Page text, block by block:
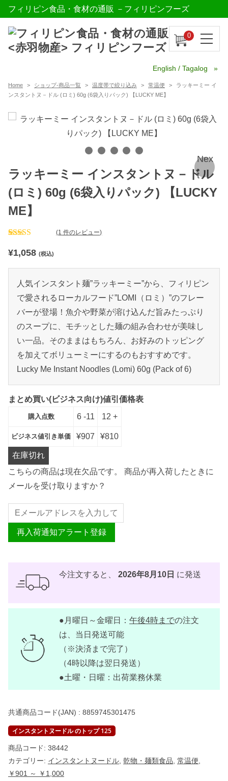
フィリピン食品・食材の通販 －フィリピンフーズ
0
English / Tagalog
Home ショップ-商品一覧 温度帯で絞り込み 常温便
ラッキーミー イ
ンスタントヌ－ドル (ロミ) 60g (6袋入りパック) 【LUCKY ME】
Nex
t
ラッキーミー インスタントヌ－ドル
(ロミ) 60g (6袋入りパック) 【LUCKY
ME】
用者評
づく5
価のう
ち、
3.00点
(1 件のレビュー)
¥1,058 (税込)
人気インスタント麺”ラッキーミー”から、フィリピン
で愛されるローカルフード”LOMI（ロミ）”のフレー
バーが登場！魚介や野菜が溶け込んだ旨みたっぷり
のスープに、モチッとした麺の組み合わせが美味し
い一品。そのままはもちろん、お好みのトッピング
を加えてボリューミーにするのもおすすめです。
Lucky Me Instant Noodles (Lomi) 60g (Pack of 6)
まとめ買い(ビジネス向け)値引価格表
購入点数 6 -11 12 +
ビジネス値引き単価 ¥907 ¥810
在庫切れ
こちらの商品は現在欠品です。 商品が再入荷したときに
メールを受け取りますか？
再入荷通知アラート登録
今注文すると、 2026年8月10日 に発送
●月曜日～金曜日： 午後4時までの注文
は、当日発送可能
（※決済まで完了）
（4時以降は翌日発送）
●土曜・日曜：出荷業務休業
共通商品コード(JAN) : 8859745301475
インスタントヌードル のトップ 125
商品コード: 38442
カテゴリー: インスタントヌードル 乾物・麺類食品 常温便
￥901 ～ ￥1,000